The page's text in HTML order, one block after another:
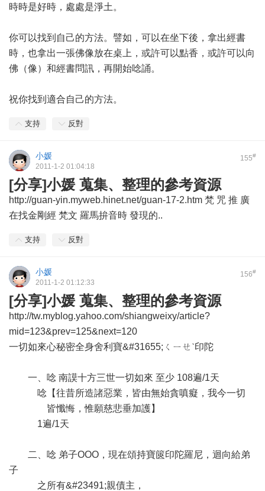
時時是好時，處處是淨土。
你可以找到自己的方法。譬如，可以在坐下後，拿出經書
時，也拿出一張佛像放在桌上，或許可以點香，或許可以向
佛（像）和經書問訊，再開始唸誦。
祝你找到適合自己的方法。
支持 反對
155#
小媛
2011-1-2 01:04:18
[分享]小媛 蒐集、整理的參考資源
http://guan-yin.myweb.hinet.net/guan-17-2.htm 梵 咒 推 廣
在找金剛經 梵文 羅馬拚音時 發現的..
支持 反對
156#
小媛
2011-1-2 01:12:33
[分享]小媛 蒐集、整理的參考資源
http://tw.myblog.yahoo.com/shiangweixy/article?
mid=123&prev=125&next=120
一切如來心秘密全身舍利寶&#31655;ㄑㄧㄝˋ印陀
一、唸 南謨十方三世一切如來 至少 108遍/1天
唸【往昔所造諸惡業，皆由無始貪嗔癡，我今一切
皆懺悔，惟願慈悲垂加護】
1遍/1天
二、唸 弟子OOO，現在頌持寶篋印陀羅尼，迴向給弟
子
之所有&#23491;親債主，